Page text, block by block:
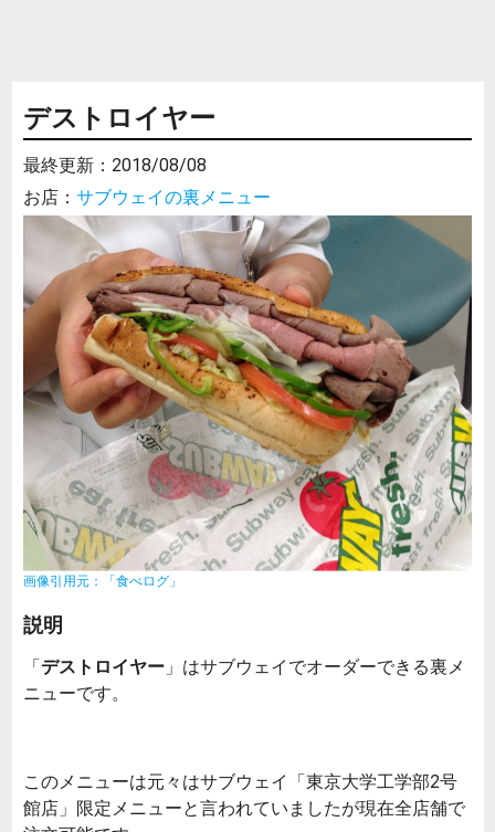
デストロイヤー
最終更新： 2018/08/08
お店： サブウェイの裏メニュー
画像引用元：「食べログ」
説明
「デストロイヤー 」はサブウェイでオーダーできる裏メ
ニューです。
このメニューは元々はサブウェイ「東京大学工学部2号
館店」限定メニューと言われていましたが現在全店舗で